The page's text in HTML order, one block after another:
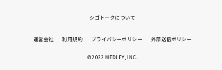
シゴトークについて
運営会社 利用規約 プライバシーポリシー 外部送信ポリシー
©2022 MEDLEY, INC.